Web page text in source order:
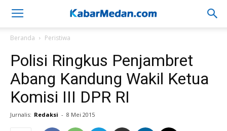
Beranda Peristiwa
Polisi Ringkus Penjambret
Abang Kandung Wakil Ketua
Komisi III DPR RI
Jurnalis: Redaksi - 8 Mei 2015